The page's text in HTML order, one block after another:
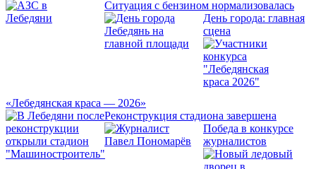
Ситуация с бензином нормализовалась
День города: главная
сцена
«Лебедянская краса — 2026»
Реконструкция стадиона завершена
Победа в конкурсе
журналистов